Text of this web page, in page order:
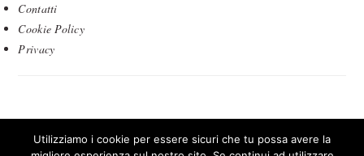
Contatti
Cookie Policy
Privacy
PROGRAMMA AFFILIAZIONE AMAZON EU, UN PROGRAMMA DI
Utilizziamo i cookie per essere sicuri che tu possa avere la